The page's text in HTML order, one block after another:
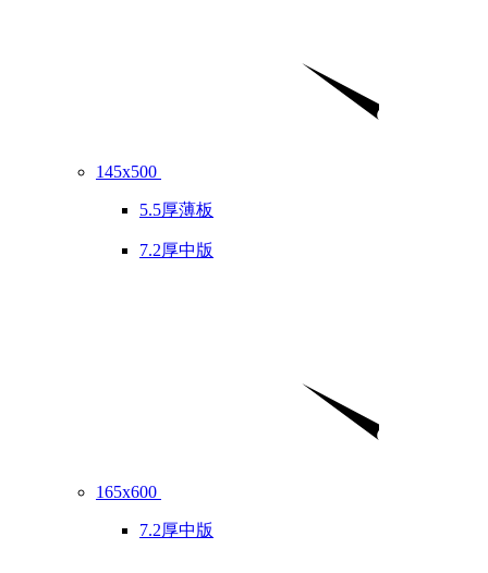
145x500
5.5厚薄板
7.2厚中版
165x600
7.2厚中版